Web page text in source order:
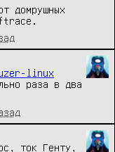
домрушных
linux
раза в два
ток Генту,